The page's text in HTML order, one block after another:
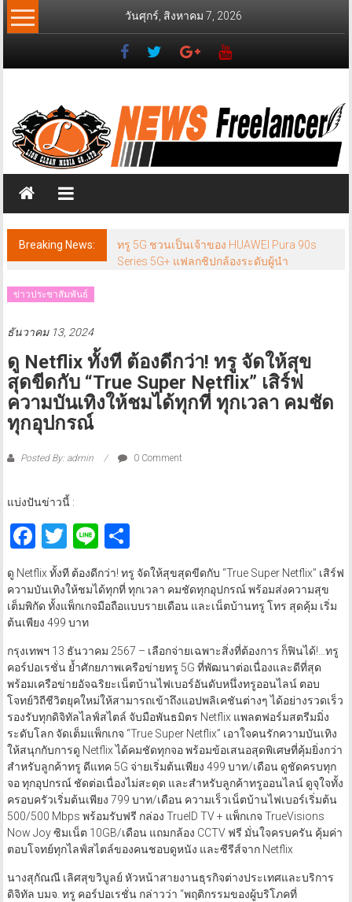
Skip
to
วันศุกร์, สิงหาคม 7, 2026
News
Freelancer
วส์
ฟรี
แลน
เซอร์
Breaking News:
ทรู 5G ชวนเป็นเจ้าของ HUAWEI Pura 90s
Series 5G+ แฟลกชิปกล้องระดับผู้นำ
ข่าวประชาสัมพันธ์
ธันวาคม 13, 2024
ดู Netflix ทั้งที ต้องดีกว่า! ทรู จัดให้สุข
สุดขีดกับ “True Super Netflix” เสิร์ฟ
ความบันเทิงให้ชมได้ทุกที่ ทุกเวลา คมชัด
ทุกอุปกรณ์
Posted By: admin 0 Comment
แบ่งปันข่าวนี้ :
Facebook
Twitter
LineShare
ดู Netflix ทั้งที ต้องดีกว่า! ทรู จัดให้สุขสุดขีดกับ “True Super Netflix” เสิร์ฟ
ความบันเทิงให้ชมได้ทุกที่ ทุกเวลา คมชัดทุกอุปกรณ์ พร้อมส่งความสุข
เต็มพิกัด ทั้งแพ็กเกจมือถือแบบรายเดือน และเน็ตบ้านทรู โทร สุดคุ้ม เริ่ม
ต้นเพียง 499 บาท
กรุงเทพฯ 13 ธันวาคม 2567 – เลือกจ่ายเฉพาะสิ่งที่ต้องการ ก็ฟินได้!…ทรู
คอร์ปอเรชั่น ย้ำศักยภาพเครือข่ายทรู 5G ที่พัฒนาต่อเนื่องและดีที่สุด
พร้อมเครือข่ายอัจฉริยะเน็ตบ้านไฟเบอร์อันดับหนึ่งทรูออนไลน์ ตอบ
โจทย์วิถีชีวิตยุคใหม่ให้สามารถเข้าถึงแอปพลิเคชันต่างๆ ได้อย่างรวดเร็ว
รองรับทุกดิจิทัลไลฟ์สไตล์ จับมือพันธมิตร Netflix แพลตฟอร์มสตรีมมิ่ง
ระดับโลก จัดเต็มแพ็กเกจ “True Super Netflix” เอาใจคนรักความบันเทิง
ให้สนุกกับการดู Netflix ได้คมชัดทุกจอ พร้อมข้อเสนอสุดพิเศษที่คุ้มยิ่งกว่า
สำหรับลูกค้าทรู ดีแทค 5G จ่ายเริ่มต้นเพียง 499 บาท/เดือน ดูชัดครบทุก
จอ ทุกอุปกรณ์ ชัดต่อเนื่องไม่สะดุด และสำหรับลูกค้าทรูออนไลน์ ดูจุใจทั้ง
ครอบครัวเริ่มต้นเพียง 799 บาท/เดือน ความเร็วเน็ตบ้านไฟเบอร์เริ่มต้น
500/500 Mbps พร้อมรับฟรี กล่อง TrueID TV + แพ็กเกจ TrueVisions
Now Joy ซิมเน็ต 10GB/เดือน แถมกล้อง CCTV ฟรี มั่นใจครบครัน คุ้มค่า
ตอบโจทย์ทุกไลฟ์สไตล์ของคนชอบดูหนัง และซีรีส์จาก Netflix
นางสุกัณณี เลิศสุขวิบูลย์ หัวหน้าสายงานธุรกิจต่างประเทศและบริการ
ดิจิทัล บมจ. ทรู คอร์ปอเรชั่น กล่าวว่า “พฤติกรรมของผู้บริโภคที่